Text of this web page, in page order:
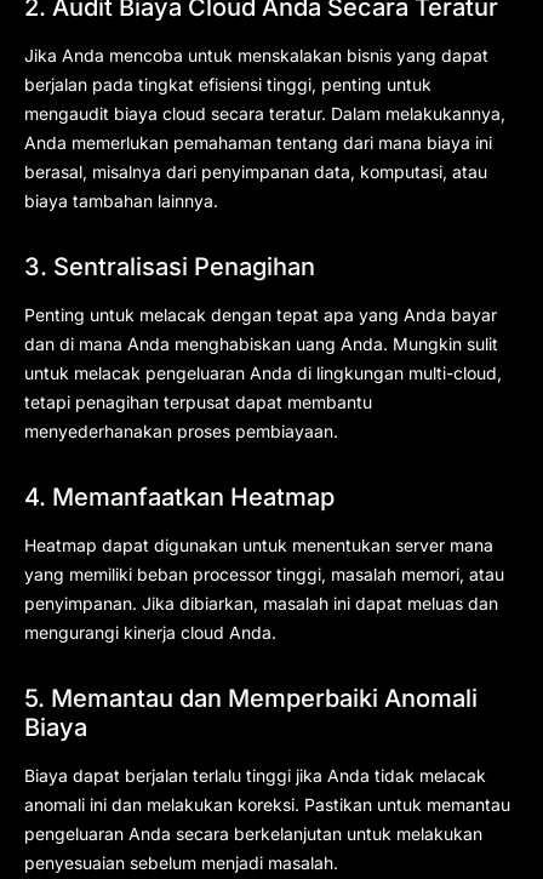
2. Audit Biaya Cloud Anda Secara Teratur
Jika Anda mencoba untuk menskalakan bisnis yang dapat
berjalan pada tingkat efisiensi tinggi, penting untuk
mengaudit biaya cloud secara teratur. Dalam melakukannya,
Anda memerlukan pemahaman tentang dari mana biaya ini
berasal, misalnya dari penyimpanan data, komputasi, atau
biaya tambahan lainnya.
3. Sentralisasi Penagihan
Penting untuk melacak dengan tepat apa yang Anda bayar
dan di mana Anda menghabiskan uang Anda. Mungkin sulit
untuk melacak pengeluaran Anda di lingkungan multi-cloud,
tetapi penagihan terpusat dapat membantu
menyederhanakan proses pembiayaan.
4. Memanfaatkan Heatmap
Heatmap dapat digunakan untuk menentukan server mana
yang memiliki beban processor tinggi, masalah memori, atau
penyimpanan. Jika dibiarkan, masalah ini dapat meluas dan
mengurangi kinerja cloud Anda.
5. Memantau dan Memperbaiki Anomali
Biaya
Biaya dapat berjalan terlalu tinggi jika Anda tidak melacak
anomali ini dan melakukan koreksi. Pastikan untuk memantau
pengeluaran Anda secara berkelanjutan untuk melakukan
penyesuaian sebelum menjadi masalah.